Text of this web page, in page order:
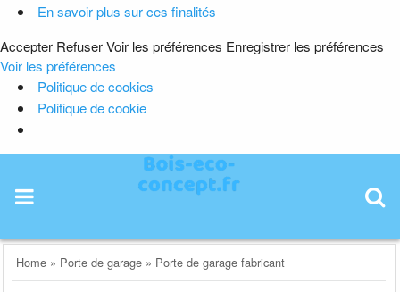
En savoir plus sur ces finalités
Accepter RefuserVoir les préférences Enregistrer les préférences
Voir les préférences
Politique de cookies
Politique de cookie
content
Home » Porte de garage » Porte de garage fabricant